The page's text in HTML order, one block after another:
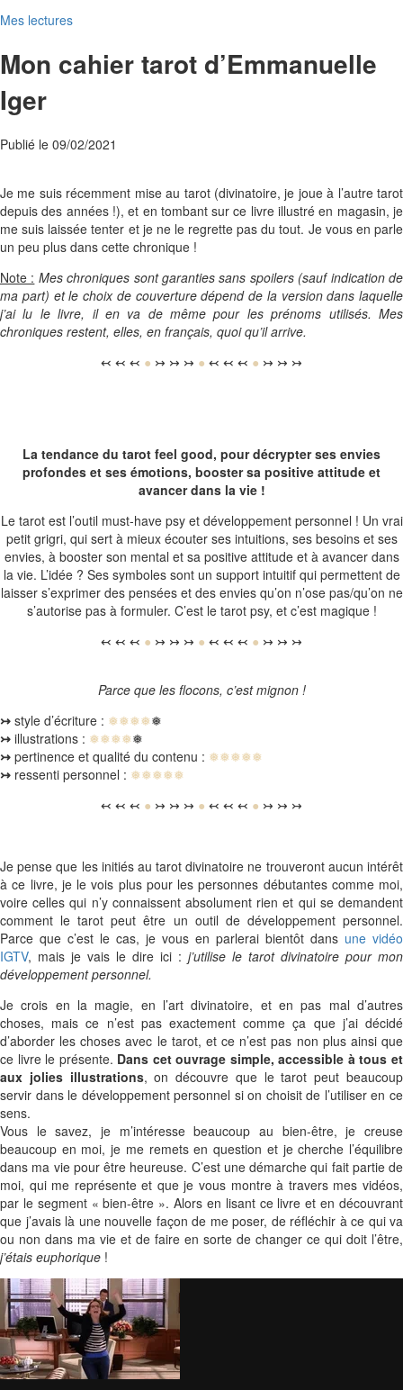
Mes lectures
Mon cahier tarot d’Emmanuelle
Iger
Publié le 09/02/2021
Je me suis récemment mise au tarot (divinatoire, je joue à l’autre tarot
depuis des années !), et en tombant sur ce livre illustré en magasin, je
me suis laissée tenter et je ne le regrette pas du tout. Je vous en parle
un peu plus dans cette chronique !
Note : Mes chroniques sont garanties sans spoilers (sauf indication de
ma part) et le choix de couverture dépend de la version dans laquelle
j’ai lu le livre, il en va de même pour les prénoms utilisés. Mes
chroniques restent, elles, en français, quoi qu’il arrive.
↢ ↢ ↢ ● ↣ ↣ ↣ ● ↢ ↢ ↢ ● ↣ ↣ ↣
La tendance du tarot feel good, pour décrypter ses envies
profondes et ses émotions, booster sa positive attitude et
avancer dans la vie !
Le tarot est l’outil must-have psy et développement personnel ! Un vrai
petit grigri, qui sert à mieux écouter ses intuitions, ses besoins et ses
envies, à booster son mental et sa positive attitude et à avancer dans
la vie. L’idée ? Ses symboles sont un support intuitif qui permettent de
laisser s’exprimer des pensées et des envies qu’on n’ose pas/qu’on ne
s’autorise pas à formuler. C’est le tarot psy, et c’est magique !
↢ ↢ ↢ ● ↣ ↣ ↣ ● ↢ ↢ ↢ ● ↣ ↣ ↣
Parce que les flocons, c’est mignon !
↣ style d’écriture : ❅❅❅❅❅
↣ illustrations : ❅❅❅❅❅
↣ pertinence et qualité du contenu : ❅❅❅❅❅
↣ ressenti personnel : ❅❅❅❅❅
↢ ↢ ↢ ● ↣ ↣ ↣ ● ↢ ↢ ↢ ● ↣ ↣ ↣
Je pense que les initiés au tarot divinatoire ne trouveront aucun intérêt
à ce livre, je le vois plus pour les personnes débutantes comme moi,
voire celles qui n’y connaissent absolument rien et qui se demandent
comment le tarot peut être un outil de développement personnel.
Parce que c’est le cas, je vous en parlerai bientôt dans une vidéo
IGTV, mais je vais le dire ici : j’utilise le tarot divinatoire pour mon
développement personnel.
Je crois en la magie, en l’art divinatoire, et en pas mal d’autres
choses, mais ce n’est pas exactement comme ça que j’ai décidé
d’aborder les choses avec le tarot, et ce n’est pas non plus ainsi que
ce livre le présente. Dans cet ouvrage simple, accessible à tous et
aux jolies illustrations, on découvre que le tarot peut beaucoup
servir dans le développement personnel si on choisit de l’utiliser en ce
sens.
Vous le savez, je m’intéresse beaucoup au bien-être, je creuse
beaucoup en moi, je me remets en question et je cherche l’équilibre
dans ma vie pour être heureuse. C’est une démarche qui fait partie de
moi, qui me représente et que je vous montre à travers mes vidéos,
par le segment « bien-être ». Alors en lisant ce livre et en découvrant
que j’avais là une nouvelle façon de me poser, de réfléchir à ce qui va
ou non dans ma vie et de faire en sorte de changer ce qui doit l’être,
j’étais euphorique !